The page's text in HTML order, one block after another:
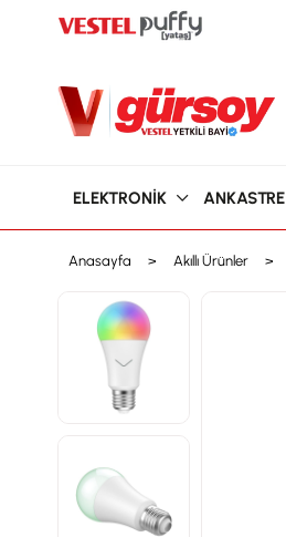
ELEKTRONİK ANKASTRE
Anasayfa Akıllı Ürünler